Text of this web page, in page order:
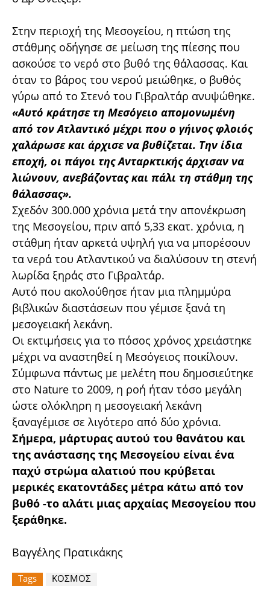
Στην περιοχή της Μεσογείου, η πτώση της
στάθμης οδήγησε σε μείωση της πίεσης που
ασκούσε το νερό στο βυθό της θάλασσας. Και
όταν το βάρος του νερού μειώθηκε, ο βυθός
γύρω από το Στενό του Γιβραλτάρ ανυψώθηκε.
«Αυτό κράτησε τη Μεσόγειο απομονωμένη
από τον Ατλαντικό μέχρι που ο γήινος φλοιός
χαλάρωσε και άρχισε να βυθίζεται. Την ίδια
εποχή, οι πάγοι της Ανταρκτικής άρχισαν να
λιώνουν, ανεβάζοντας και πάλι τη στάθμη της
θάλασσας».
Σχεδόν 300.000 χρόνια μετά την απονέκρωση
της Μεσογείου, πριν από 5,33 εκατ. χρόνια, η
στάθμη ήταν αρκετά υψηλή για να μπορέσουν
τα νερά του Ατλαντικού να διαλύσουν τη στενή
λωρίδα ξηράς στο Γιβραλτάρ.
Αυτό που ακολούθησε ήταν μια πλημμύρα
βιβλικών διαστάσεων που γέμισε ξανά τη
μεσογειακή λεκάνη.
Οι εκτιμήσεις για το πόσος χρόνος χρειάστηκε
μέχρι να αναστηθεί η Μεσόγειος ποικίλουν.
Σύμφωνα πάντως με μελέτη που δημοσιεύτηκε
στο Nature το 2009, η ροή ήταν τόσο μεγάλη
ώστε ολόκληρη η μεσογειακή λεκάνη
ξαναγέμισε σε λιγότερο από δύο χρόνια.
Σήμερα, μάρτυρας αυτού του θανάτου και
της ανάστασης της Μεσογείου είναι ένα
παχύ στρώμα αλατιού που κρύβεται
μερικές εκατοντάδες μέτρα κάτω από τον
βυθό -το αλάτι μιας αρχαίας Μεσογείου που
ξεράθηκε.
Βαγγέλης Πρατικάκης
Tags ΚΟΣΜΟΣ